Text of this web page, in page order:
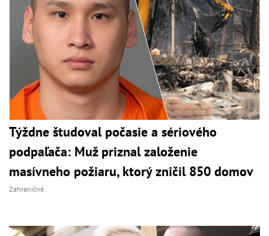
Týždne študoval počasie a sériového
podpaľača: Muž priznal založenie
masívneho požiaru, ktorý zničil 850 domov
Zahraničné